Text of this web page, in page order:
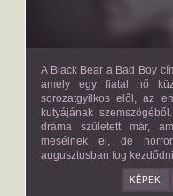
A Black Bear a Bad Boy
amely egy fiatal nő
sorozatgyilkos elől, az
kutyájának
dráma született már,
mesélnek el, de
augusztusban fog
KÉPEK